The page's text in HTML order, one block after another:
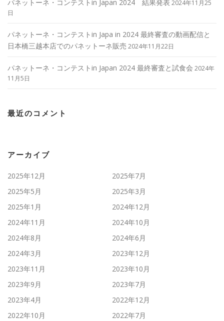
パネットーネ・コンテストin Japan 2024 結果発表 2024年11月25
日
パネットーネ・コンテストin Japa in 2024 最終審査の動画配信と
日本橋三越本店でのパネットーネ販売 2024年11月22日
パネットーネ・コンテストin Japan 2024 最終審査と試食会 2024年
11月5日
最近のコメント
アーカイブ
2025年12月
2025年7月
2025年5月
2025年3月
2025年1月
2024年12月
2024年11月
2024年10月
2024年8月
2024年6月
2024年3月
2023年12月
2023年11月
2023年10月
2023年9月
2023年7月
2023年4月
2022年12月
2022年10月
2022年7月